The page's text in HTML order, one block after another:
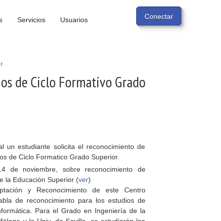
Servicios Usuarios
de Ciclo Formativo Grado
un estudiante solicita el reconocimiento de
de Ciclo Formatico Grado Superior.
de noviembre, sobre reconocimiento de
la Educación Superior (ver)
y Reconocimiento de este Centro
de reconocimiento para los estudios de
Para el Grado en Ingeniería de la